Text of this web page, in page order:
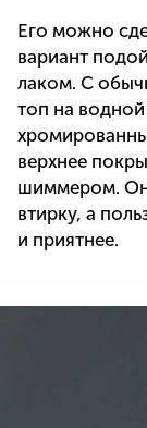
Его можно
вариант
лаком. С
топ на
верхнее
шиммером.
втирку, а
и приятнее.